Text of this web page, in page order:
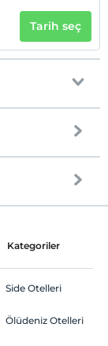
Tarih seç
Kategoriler
Side Otelleri
Ölüdeniz Otelleri